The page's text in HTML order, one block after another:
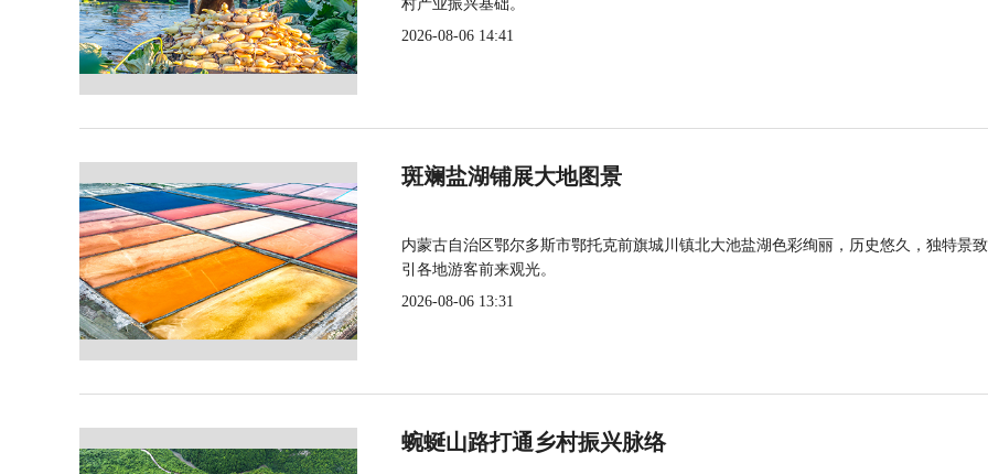
村产业振兴基础。
2026-08-06 14:41
斑斓盐湖铺展大地图景
内蒙古自治区鄂尔多斯市鄂托克前旗城川镇北大池盐湖色彩绚丽，历史悠久，独特景
引各地游客前来观光。
2026-08-06 13:31
蜿蜒山路打通乡村振兴脉络